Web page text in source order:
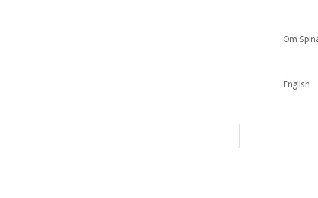
Om
English